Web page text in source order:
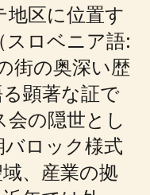
区に位置す
ロベニア語:
街の奥深い歴
顕著な証で
の隠世とし
ロック様式
、産業の拠